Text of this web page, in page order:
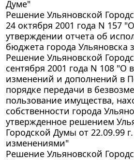
Думе"
Решение Ульяновской
24 октября 2001 года N 157
утверждении отчета об
бюджета города Ульяновска
Решение Ульяновской
сентября 2001 года N 108 "О
изменений и дополнений в
порядке передачи в
пользование имущества,
собственности города
утвержденное решением
Городской Думы от 22.09.99
изменениями"
Решение Ульяновской